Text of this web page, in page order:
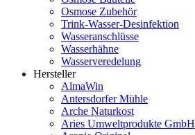
Osmose Zubehör
Trink-Wasser-Desinfektion
Wasseranschlüsse
Wasserhähne
Wasserveredelung
Hersteller
AlmaWin
Antersdorfer Mühle
Arche Naturkost
Aries Umweltprodukte GmbH